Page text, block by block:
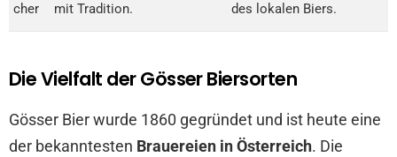
cher
mit Tradition.
des lokalen Biers.
Die Vielfalt der Gösser Biersorten
Gösser Bier wurde 1860 gegründet und ist heute eine
der bekanntesten Brauereien in Österreich. Die